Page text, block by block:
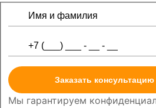
Заказать консультацию
Мы гарантируем